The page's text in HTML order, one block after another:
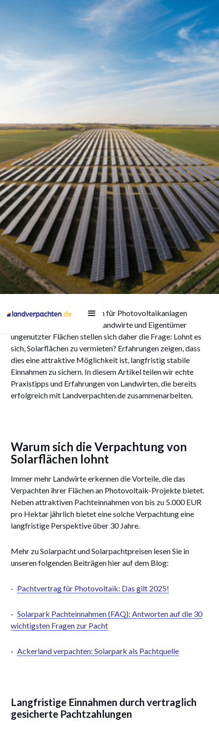
Erfahrungen: Praxistipps
von Landwirten
31/3/2025
Die Nachfrage nach Flächen für Photovoltaikanlagen
steigt kontinuierlich. Viele Landwirte und Eigentümer
ungenutzter Flächen stellen sich daher die Frage: Lohnt es
sich, Solarflächen zu vermieten? Erfahrungen zeigen, dass
dies eine attraktive Möglichkeit ist, langfristig stabile
Einnahmen zu sichern. In diesem Artikel teilen wir echte
Praxistipps und Erfahrungen von Landwirten, die bereits
erfolgreich mit Landverpachten.de zusammenarbeiten.
Warum sich die Verpachtung von
Solarflächen lohnt
Immer mehr Landwirte erkennen die Vorteile, die das
Verpachten ihrer Flächen an Photovoltaik-Projekte bietet.
Neben attraktiven Pachteinnahmen von bis zu 5.000 EUR
pro Hektar jährlich bietet eine solche Verpachtung eine
langfristige Perspektive über 30 Jahre.
Mehr zu Solarpacht und Solarpachtpreisen lesen Sie in
unseren folgenden Beiträgen hier auf dem Blog:
· Pachtvertrag für Photovoltaik: Das gilt 2025!
·Solarpark Pachteinnahmen (FAQ): Antworten auf die 30
wichtigsten Fragen zur Pacht
·Ackerland verpachten: Solarpark als Pachtquelle
Langfristige Einnahmen durch vertraglich
gesicherte Pachtzahlungen